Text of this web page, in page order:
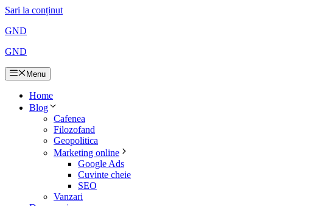
Sari la conținut
GND
GND
Menu
Home
Blog
Cafenea
Filozofand
Geopolitica
Marketing online
Google Ads
Cuvinte cheie
SEO
Vanzari